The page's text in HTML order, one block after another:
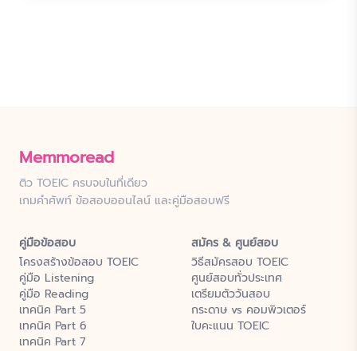
Memmoread
ติว TOEIC ครบจบในที่เดียว
เกมคำศัพท์ ข้อสอบออนไลน์ และคู่มือสอบฟรี
คู่มือข้อสอบ
โครงสร้างข้อสอบ TOEIC
คู่มือ Listening
คู่มือ Reading
เทคนิค Part 5
เทคนิค Part 6
เทคนิค Part 7
สมัคร & ศูนย์สอบ
วิธีสมัครสอบ TOEIC
ศูนย์สอบทั่วประเทศ
เตรียมตัววันสอบ
กระดาษ vs คอมพิวเตอร์
ใบคะแนน TOEIC